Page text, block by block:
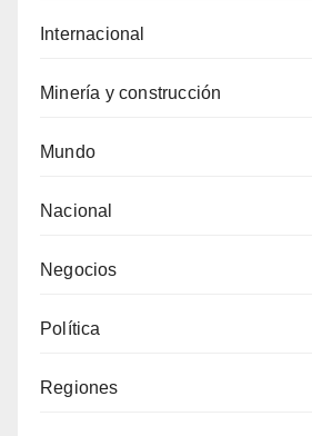
Internacional
Minería y construcción
Mundo
Nacional
Negocios
Política
Regiones